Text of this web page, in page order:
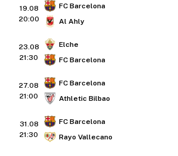
19.08
20:00
FC Barcelona
Al Ahly
23.08
21:30
Elche
FC Barcelona
27.08
21:00
FC Barcelona
Athletic Bilbao
31.08
21:30
FC Barcelona
Rayo Vallecano